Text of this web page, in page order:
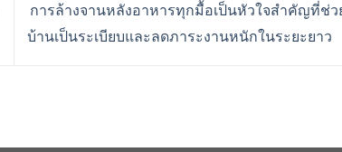
การล้างจานหลังอาหารทุกมื้อเป็นหัวใจสำคัญที่ช่ว
บ้านเป็นระเบียบและลดภาระงานหนักในระยะยาว